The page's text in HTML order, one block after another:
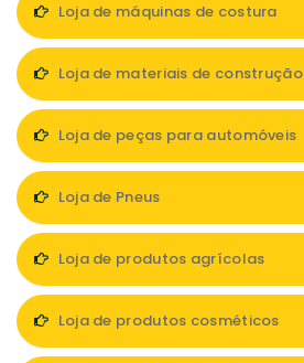
Loja de máquinas de costura
Loja de materiais de construção
Loja de peças para automóveis
Loja de Pneus
Loja de produtos agrícolas
Loja de produtos cosméticos